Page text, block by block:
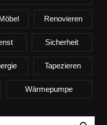
Renovieren
Sicherheit
Tapezieren
Wärmepumpe